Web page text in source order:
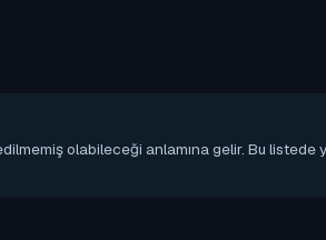
olabileceği anlamına gelir. Bu listede